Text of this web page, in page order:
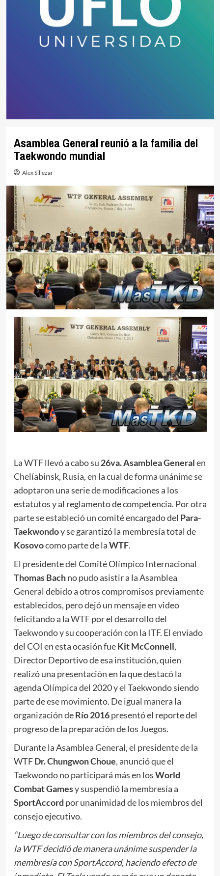
Asamblea General reunió a la familia del
Taekwondo mundial
Alex Siliezar
La WTF llevó a cabo su 26va. Asamblea Generalen
Chelíabinsk, Rusia, en la cual de forma unánime se
adoptaron una serie de modificaciones a los
estatutos y al reglamento de competencia. Por otra
parte se estableció un comité encargado del Para-
Taekwondoy se garantizó la membresía total de
Kosovocomo parte de laWTF.
El presidente del Comité Olímpico Internacional
Thomas Bachno pudo asistir a la Asamblea
General debido a otros compromisos previamente
establecidos, pero dejó un mensaje en video
felicitando a la WTF por el desarrollo del
Taekwondo y su cooperación con la ITF. El enviado
del COI en esta ocasión fueKit McConnell,
Director Deportivo de esa institución, quien
realizó una presentación en la que destacó la
agenda Olímpica del 2020 y el Taekwondo siendo
parte de ese movimiento. De igual manera la
organización deRío 2016presentó el reporte del
progreso de la preparación de los Juegos.
Durante la Asamblea General, el presidente de la
WTFDr. Chungwon Choue, anunció que el
Taekwondo no participará más en losWorld
Combat Gamesy suspendió la membresía a
SportAccord por unanimidad de los miembros del
consejo ejecutivo.
“Luego de consultar con los miembros del consejo,
la WTF decidió de manera unánime suspender la
membresía con SportAccord, haciendo efecto de